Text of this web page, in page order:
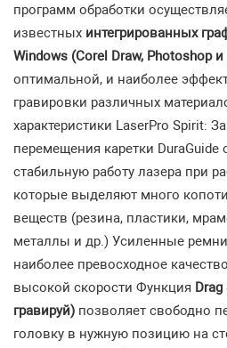
программ обработки
известных интегрированных
Windows (Corel Draw, Photoshop и
оптимальной, и наиболее
гравировки различных
характеристики LaserPro Spirit:
перемещения каретки DuraGuide
стабильную работу лазера при
которые выделяют много
веществ (резина, пластики,
металлы и др.) Усиленные
наиболее превосходное
высокой скорости Функция
гравируй) позволяет свободно
головку в нужную позицию на